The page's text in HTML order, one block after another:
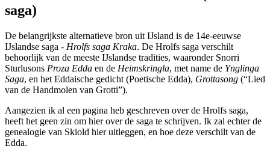
saga)
De belangrijkste alternatieve bron uit IJsland is de 14e-eeuwse
IJslandse saga - Hrolfs saga Kraka. De Hrolfs saga verschilt
behoorlijk van de meeste IJslandse tradities, waaronder Snorri
Sturlusons Proza Edda en de Heimskringla, met name de Ynglinga
Saga, en het Eddaische gedicht (Poetische Edda), Grottasong (“Lied
van de Handmolen van Grotti”).
Aangezien ik al een pagina heb geschreven over de Hrolfs saga,
heeft het geen zin om hier over de saga te schrijven. Ik zal echter de
genealogie van Skiold hier uitleggen, en hoe deze verschilt van de
Edda.